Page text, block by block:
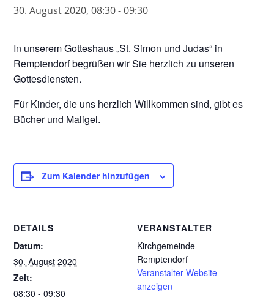
30. August 2020, 08:30-09:30
In unserem Gotteshaus „St. Simon und Judas“ in
Remptendorf begrüßen wir Sie herzlich zu unseren
Gottesdiensten.
Für Kinder, die uns herzlich Willkommen sind, gibt es
Bücher und Maligel.
Zum Kalender hinzufügen
DETAILS
Datum:
30. August 2020
Zeit:
08:30 - 09:30
VERANSTALTER
Kirchgemeinde
Remptendorf
Veranstalter-Website
anzeigen